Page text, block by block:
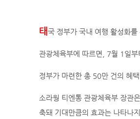
태국 정부가 국내 여행 활성화
관광체육부에 따르면, 7월 1일
정부가 마련한 총 50만 건의 혜
소라웡 티엔통 관광체육부 장관
축돼 기대만큼의 효과는 나타나